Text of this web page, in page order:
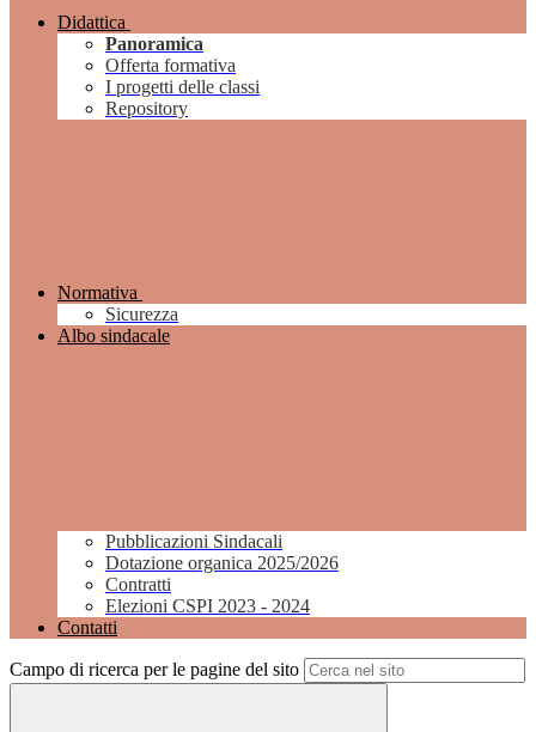
Didattica
Panoramica
Offerta formativa
I progetti delle classi
Repository
Normativa
Sicurezza
Albo sindacale
Pubblicazioni Sindacali
Dotazione organica 2025/2026
Contratti
Elezioni CSPI 2023 - 2024
Contatti
Campo di ricerca per le pagine del sito